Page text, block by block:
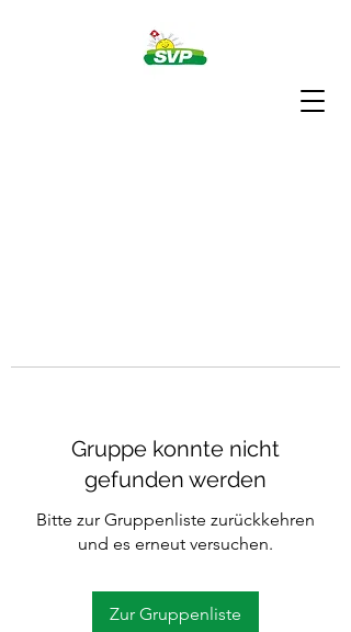
Gruppe konnte nicht
gefunden werden
Bitte zur Gruppenliste zurückkehren
und es erneut versuchen.
Zur Gruppenliste